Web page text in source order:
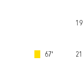
67'
19
21